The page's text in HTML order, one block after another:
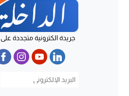
جريدة الكترونية متجددة